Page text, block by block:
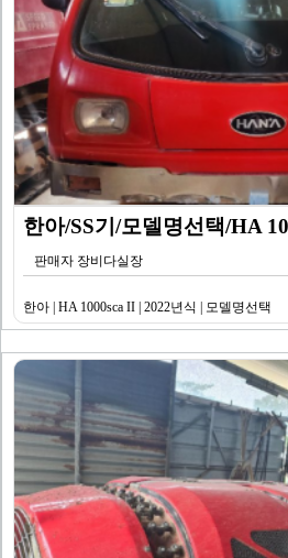
한아/SS기/모델명선택/HA
판매자 장비다실장
한아 | HA 1000sca II | 2022년식 | 모델명선택